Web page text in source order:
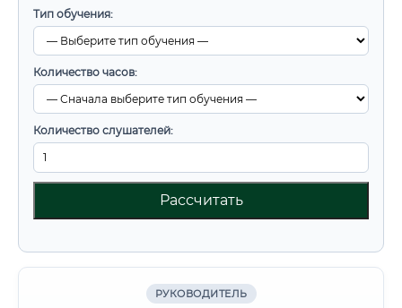
Тип обучения:
Количество часов:
Количество слушателей:
Рассчитать
РУКОВОДИТЕЛЬ